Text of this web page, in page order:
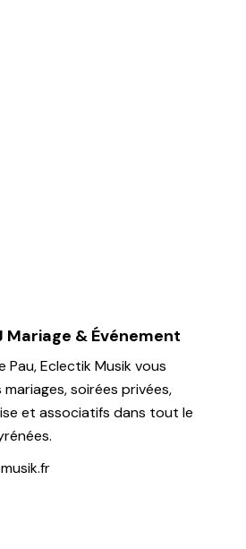
Mariage & Événement
Pau, Eclectik Musik vous
soirées privées,
et associatifs dans tout le